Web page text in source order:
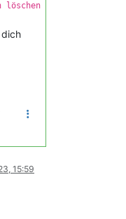
löschen
15:59